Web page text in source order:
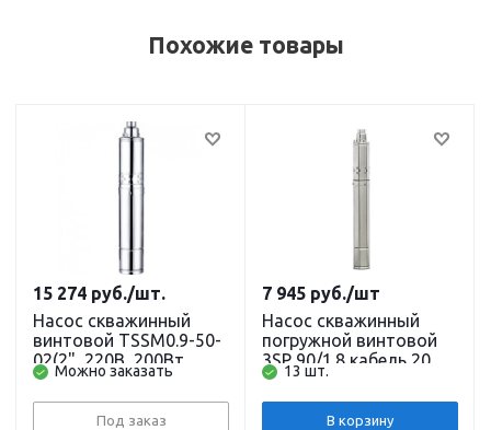
Похожие товары
Насос скважинный
винтовой TSSM0.9-50-
02(2", 220В, 200Вт,
1100л/ч, 65м) кабель
20 м. (до
30м)PUMPMAN
Можно заказать
15 274 руб./шт.
Под заказ
Насос скважинный
погружной винтовой
3SP 90/1.8 кабель 20 м
BELAMOS
13 шт.
7 945 руб./шт
В корзину